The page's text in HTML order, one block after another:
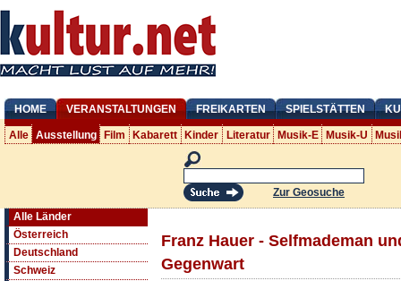
HOME VERANSTALTUNGEN FREIKARTEN SPIELSTÄTTEN
Alle Ausstellung Film Kabarett Kinder Literatur Musik-E Musik-U
Zur Geosuche
Alle Länder
Österreich
Deutschland
Schweiz
Franz Hauer - Selfmademan
Gegenwart